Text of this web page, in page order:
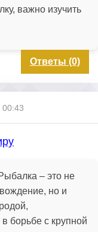
важно изучить
Ответы (0)
00:43
– это не
но и
борьбе с крупной